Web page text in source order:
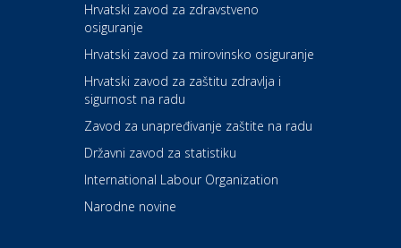
Zdravlje i osiguranje
Povoljnosti
Dental Sudar
Dom i dizajn
Euro-vrt – kosilice, motorne
Hrvatski zavod za zdravstveno
osiguranje
Hrvatski zavod za mirovinsko osiguranje
Hrvatski zavod za zaštitu zdravlja i
sigurnost na radu
Zavod za unapređivanje zaštite na radu
Državni zavod za statistiku
International Labour Organization
Narodne novine